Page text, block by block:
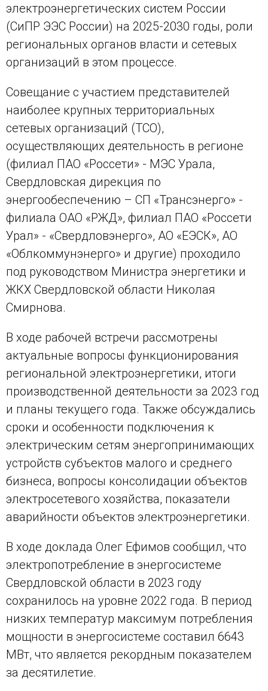
электроэнергетических систем России
(СиПР ЭЭС России) на 2025-2030 годы, роли
региональных органов власти и сетевых
организаций в этом процессе.
Совещание с участием представителей
наиболее крупных территориальных
сетевых организаций (ТСО),
осуществляющих деятельность в регионе
(филиал ПАО «Россети» - МЭС Урала,
Свердловская дирекция по
энергообеспечению – СП «Трансэнерго» -
филиала ОАО «РЖД», филиал ПАО «Россети
Урал» - «Свердловэнерго», АО «ЕЭСК», АО
«Облкоммунэнерго» и другие) проходило
под руководством Министра энергетики и
ЖКХ Свердловской области Николая
Смирнова.
В ходе рабочей встречи рассмотрены
актуальные вопросы функционирования
региональной электроэнергетики, итоги
производственной деятельности за 2023 год
и планы текущего года. Также обсуждались
сроки и особенности подключения к
электрическим сетям энергопринимающих
устройств субъектов малого и среднего
бизнеса, вопросы консолидации объектов
электросетевого хозяйства, показатели
аварийности объектов электроэнергетики.
В ходе доклада Олег Ефимов сообщил, что
электропотребление в энергосистеме
Свердловской области в 2023 году
сохранилось на уровне 2022 года. В период
низких температур максимум потребления
мощности в энергосистеме составил 6643
МВт, что является рекордным показателем
за десятилетие.